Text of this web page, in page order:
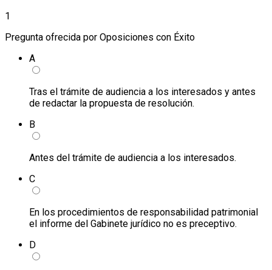
1
Pregunta ofrecida por Oposiciones con Éxito
A
Tras el trámite de audiencia a los interesados y antes
de redactar la propuesta de resolución.
B
Antes del trámite de audiencia a los interesados.
C
En los procedimientos de responsabilidad patrimonial
el informe del Gabinete jurídico no es preceptivo.
D